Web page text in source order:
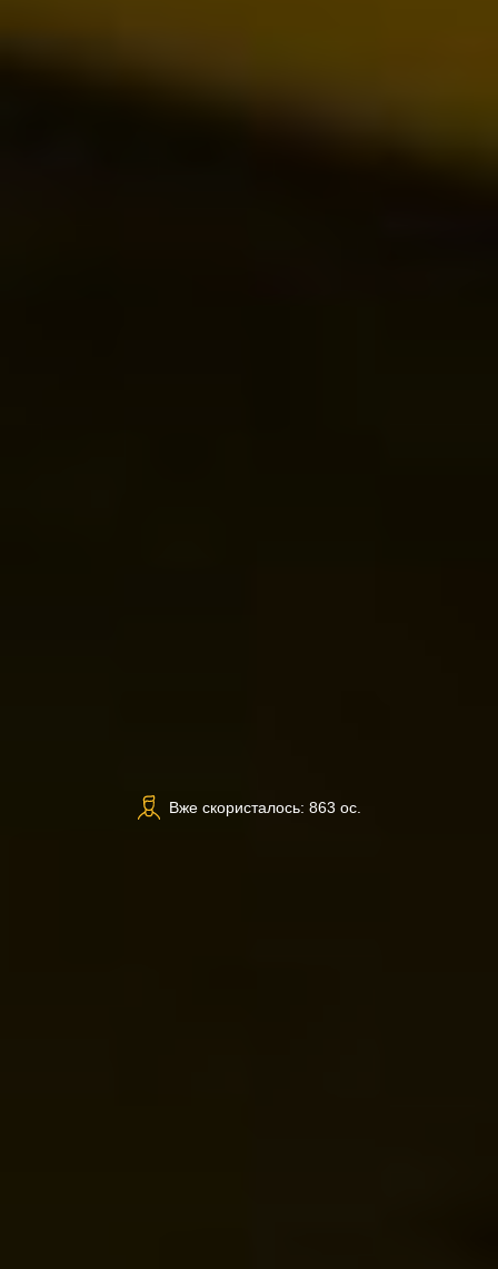
Вже скористалось: 863 ос.